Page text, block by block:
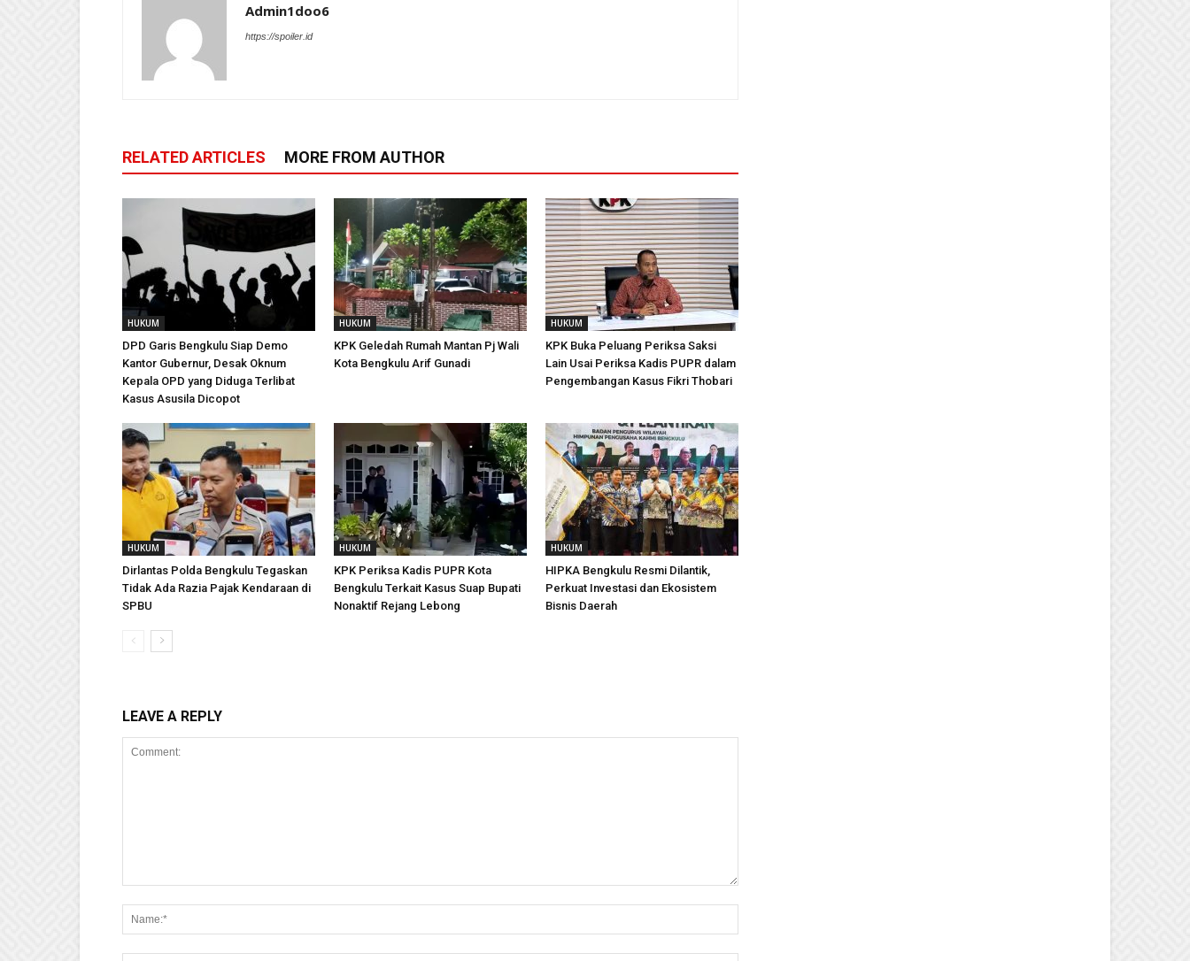
Admin1doo6
https://spoiler.id
RELATED ARTICLES MORE FROM AUTHOR
HUKUM
DPD Garis Bengkulu Siap Demo
Kantor Gubernur, Desak Oknum
Kepala OPD yang Diduga Terlibat
Kasus Asusila Dicopot
HUKUM
KPK Geledah Rumah Mantan Pj Wali
Kota Bengkulu Arif Gunadi
HUKUM
KPK Buka Peluang Periksa Saksi
Lain Usai Periksa Kadis PUPR dalam
Pengembangan Kasus Fikri Thobari
HUKUM
Dirlantas Polda Bengkulu Tegaskan
Tidak Ada Razia Pajak Kendaraan di
SPBU
HUKUM
KPK Periksa Kadis PUPR Kota
Bengkulu Terkait Kasus Suap Bupati
Nonaktif Rejang Lebong
HUKUM
HIPKA Bengkulu Resmi Dilantik,
Perkuat Investasi dan Ekosistem
Bisnis Daerah
LEAVE A REPLY